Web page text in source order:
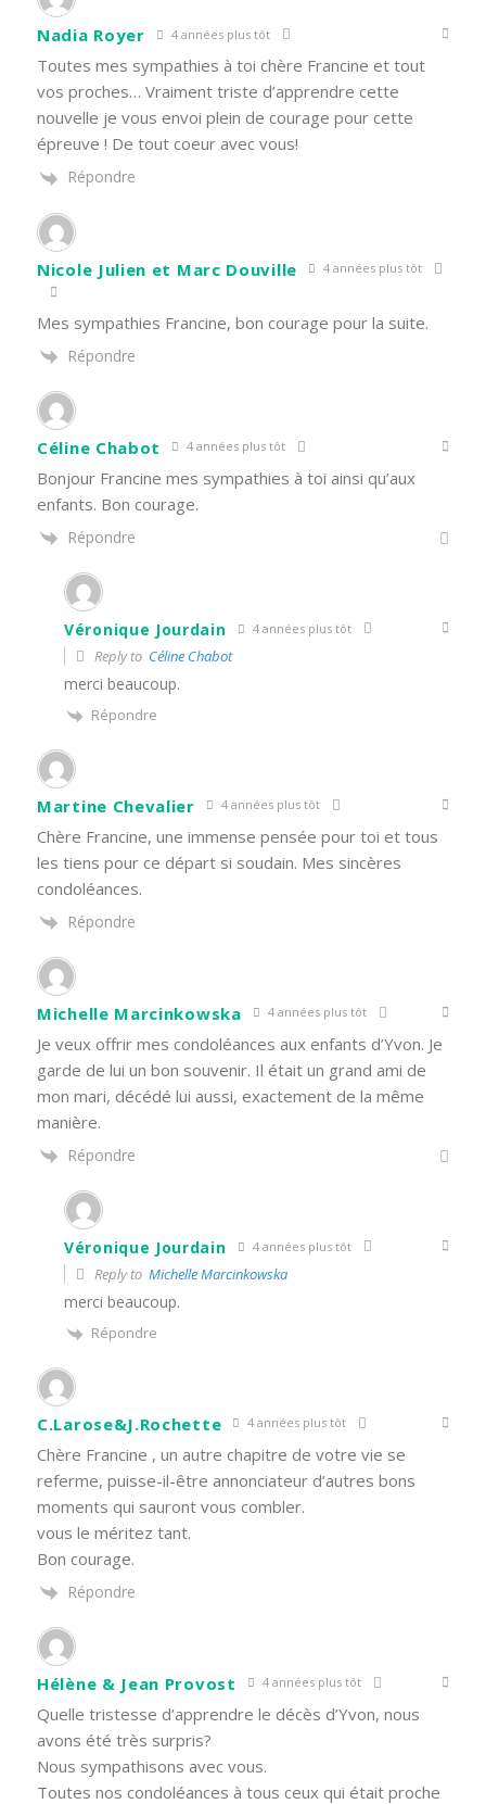
Nadia Royer 4 années plus tôt
Toutes mes sympathies à toi chère Francine et tout
vos proches… Vraiment triste d’apprendre cette
nouvelle je vous envoi plein de courage pour cette
épreuve ! De tout coeur avec vous!
Répondre
Nicole Julien et Marc Douville 4 années plus tôt
Mes sympathies Francine, bon courage pour la suite.
Répondre
Céline Chabot 4 années plus tôt
Bonjour Francine mes sympathies à toi ainsi qu’aux
enfants. Bon courage.
Répondre
Véronique Jourdain 4 années plus tôt
Reply to Céline Chabot
merci beaucoup.
Répondre
Martine Chevalier 4 années plus tôt
Chère Francine, une immense pensée pour toi et tous
les tiens pour ce départ si soudain. Mes sincères
condoléances.
Répondre
Michelle Marcinkowska 4 années plus tôt
Je veux offrir mes condoléances aux enfants d’Yvon. Je
garde de lui un bon souvenir. Il était un grand ami de
mon mari, décédé lui aussi, exactement de la même
manière.
Répondre
Véronique Jourdain 4 années plus tôt
Reply to Michelle Marcinkowska
merci beaucoup.
Répondre
C.Larose&J.Rochette 4 années plus tôt
Chère Francine , un autre chapitre de votre vie se
referme, puisse-il-être annonciateur d’autres bons
moments qui sauront vous combler.
vous le méritez tant.
Bon courage.
Répondre
Hélène & Jean Provost 4 années plus tôt
Quelle tristesse d’apprendre le décès d’Yvon, nous
avons été très surpris?
Nous sympathisons avec vous.
Toutes nos condoléances à tous ceux qui était proche